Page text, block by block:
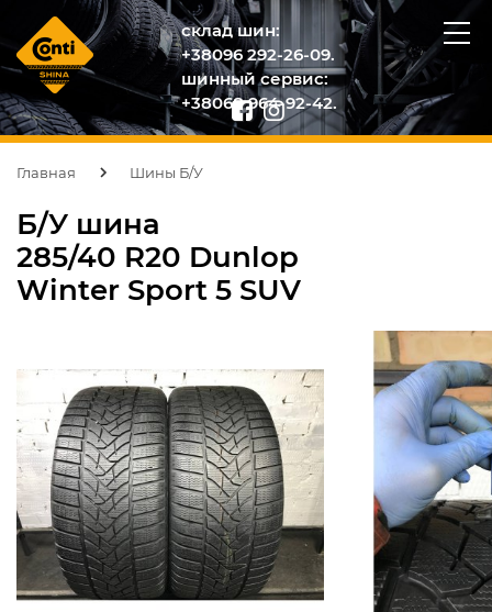
склад шин:
+38096 292-26-09.
шинный сервис:
+38068 964-92-42.
Главная Шины Б/У
Б/У шина
285/40 R20 Dunlop
Winter Sport 5 SUV